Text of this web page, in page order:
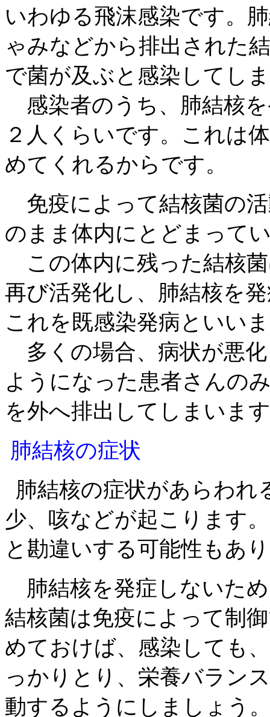
いわゆる飛沫感染です。
ゃみなどから排出された
で菌が及ぶと感染してし
感染者のうち、肺結核
２人くらいです。これは
めてくれるからです。
免疫によって結核菌の
のまま体内にとどまって
この体内に残った結核
再び活発化し、肺結核を
これを既感染発病といい
多くの場合、病状が悪
ようになった患者さんの
を外へ排出してしまいま
肺結核の症状
肺結核の症状があらわれ
少、咳などが起こります
と勘違いする可能性もあ
肺結核を発症しないた
結核菌は免疫によって制
めておけば、感染しても
っかりとり、栄養バラン
動するようにしましょう